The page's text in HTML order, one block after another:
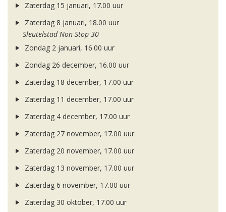
Zaterdag 15 januari, 17.00 uur
Zaterdag 8 januari, 18.00 uur
Sleutelstad Non-Stop 30
Zondag 2 januari, 16.00 uur
Zondag 26 december, 16.00 uur
Zaterdag 18 december, 17.00 uur
Zaterdag 11 december, 17.00 uur
Zaterdag 4 december, 17.00 uur
Zaterdag 27 november, 17.00 uur
Zaterdag 20 november, 17.00 uur
Zaterdag 13 november, 17.00 uur
Zaterdag 6 november, 17.00 uur
Zaterdag 30 oktober, 17.00 uur